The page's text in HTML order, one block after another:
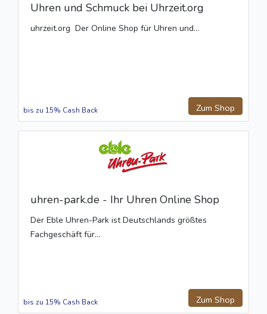
Uhren und Schmuck bei Uhrzeit.org
uhrzeit.org  Der Online Shop für Uhren und...
Zum Shop
bis zu 15% Cash Back
uhren-park.de - Ihr Uhren Online Shop
Der Eble Uhren-Park ist Deutschlands größtes
Fachgeschäft für...
Zum Shop
bis zu 15% Cash Back